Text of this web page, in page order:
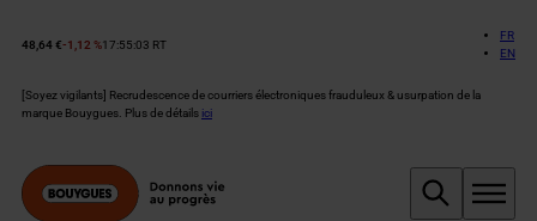
[Soyez vigilants] Recrudescence de courriers électroniques frauduleux & usurpation de la
marque Bouygues. Plus de détails ici
Cours
l’action
Bouygues :
48,64 €-1,12 %17:55:03 RT
FR
EN